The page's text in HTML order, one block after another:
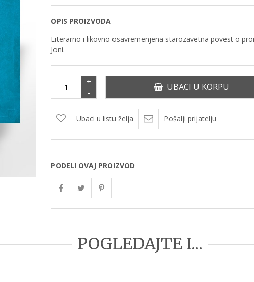
OPIS PROIZVODA
Literarno i likovno osavremenjena starozavetna povest o
Joni.
+
-
UBACI U KORPU
Ubaci u listu želja Pošalji prijatelju
PODELI OVAJ PROIZVOD
POGLEDAJTE I...